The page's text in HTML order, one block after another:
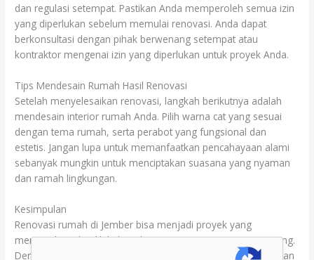
dan regulasi setempat. Pastikan Anda memperoleh semua izin
yang diperlukan sebelum memulai renovasi. Anda dapat
berkonsultasi dengan pihak berwenang setempat atau
kontraktor mengenai izin yang diperlukan untuk proyek Anda.
Tips Mendesain Rumah Hasil Renovasi
Setelah menyelesaikan renovasi, langkah berikutnya adalah
mendesain interior rumah Anda. Pilih warna cat yang sesuai
dengan tema rumah, serta perabot yang fungsional dan
estetis. Jangan lupa untuk memanfaatkan pencahayaan alami
sebanyak mungkin untuk menciptakan suasana yang nyaman
dan ramah lingkungan.
Kesimpulan
Renovasi rumah di Jember bisa menjadi proyek yang
memuaskan jika dilakukan dengan perencanaan yang matang.
Dengan memilih kontraktor yang tepat, menetapkan anggaran